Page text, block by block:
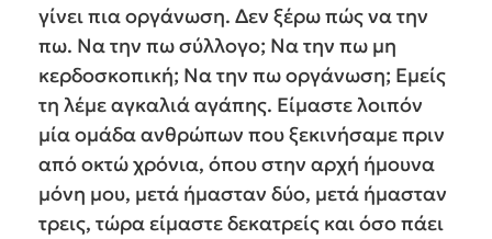
γίνει πια οργάνωση. Δεν ξέρω πώς να την
πω. Να την πω σύλλογο; Να την πω μη
κερδοσκοπική; Να την πω οργάνωση; Εμείς
τη λέμε αγκαλιά αγάπης. Είμαστε λοιπόν
μία ομάδα ανθρώπων που ξεκινήσαμε πριν
από οκτώ χρόνια, όπου στην αρχή ήμουνα
μόνη μου, μετά ήμασταν δύο, μετά ήμασταν
τρεις, τώρα είμαστε δεκατρείς και όσο πάει